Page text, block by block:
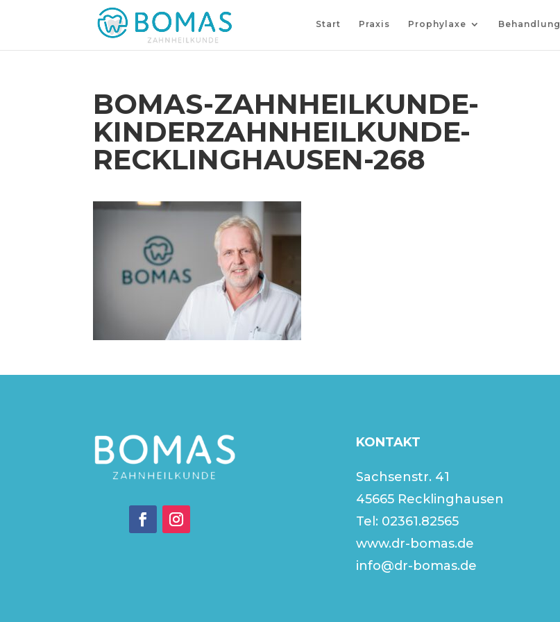
Start Praxis Prophylaxe Behandlung
BOMAS-ZAHNHEILKUNDE-
KINDERZAHNHEILKUNDE-
RECKLINGHAUSEN-268
KONTAKT
Sachsenstr. 41
45665 Recklinghausen
Tel: 02361.82565
www.dr-bomas.de
info@dr-bomas.de